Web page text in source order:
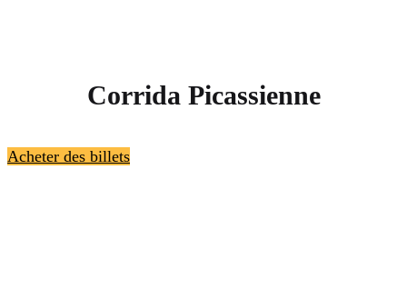
Corrida Picassienne
Acheter des billets